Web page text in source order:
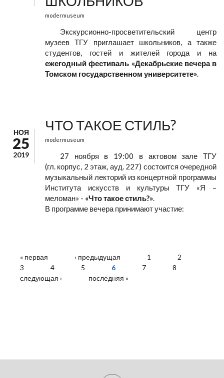
modermuseum
Экскурсионно-просветительский центр
музеев ТГУ приглашает школьников, а также
студентов, гостей и жителей города и на
ежегодный фестиваль «Декабрьские вечера в
Томском государственном университете».
НОЯ
25
2019
ЧТО ТАКОЕ СТИЛЬ?
modermuseum
27 ноября в 19:00 в актовом зале ТГУ
(гл. корпус, 2 этаж, ауд. 227) состоится очередной
музыкальный лекторий из концертной программы
Института искусств и культуры ТГУ «Я –
меломан» - «Что такое стиль?».
В программе вечера принимают участие:
СТРАНИЦЫ
« первая ‹ предыдущая 1
2
3
4 5 6 7
8
следующая ›
последняя »